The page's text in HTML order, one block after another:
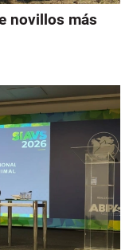
novillos más